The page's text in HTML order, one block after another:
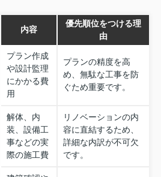
内容
優先順位をつける理
由
プラン作成
や設計監理
にかかる費
用
プランの精度を高
め、無駄な工事を防
ぐため重要です。
解体、内
装、設備工
事などの実
際の施工費
リノベーションの内
容に直結するため、
詳細な内訳が不可欠
です。